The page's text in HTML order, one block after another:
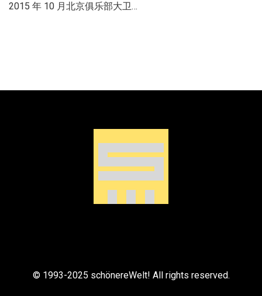
2015 年 10 月北京俱乐部大卫…
© 1993-2025 schönereWelt! All rights reserved.